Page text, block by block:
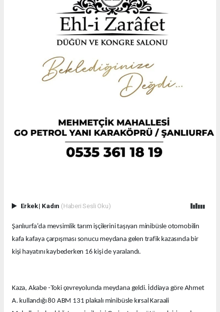
Erkek| Kadın (Haberi Sesli Oku)
Şanlıurfa’da mevsimlik tarım işçilerini taşıyan minibüsle otomobilin
kafa kafaya çarpışması sonucu meydana gelen trafik kazasında bir
kişi hayatını kaybederken 16 kişi de yaralandı.
Kaza, Akabe -Toki çevreyolunda meydana geldi. İddiaya göre Ahmet
A. kullandığı 80 ABM 131 plakalı minibüsle kırsal Karaali